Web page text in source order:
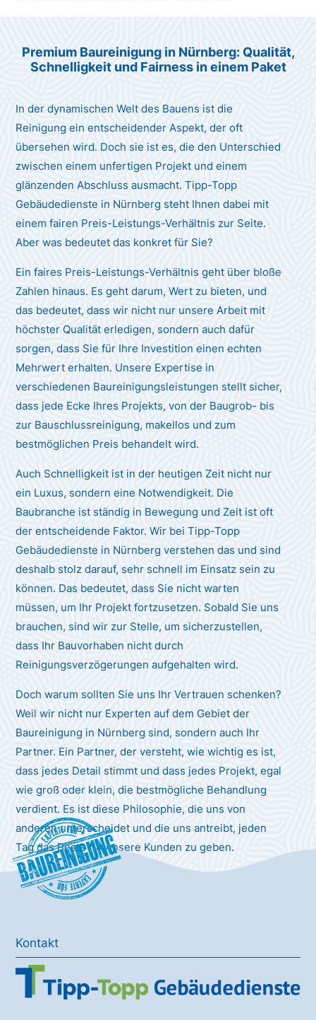
Premium Baureinigung in Nürnberg: Qualität,
Schnelligkeit und Fairness in einem Paket
In der dynamischen Welt des Bauens ist die
Reinigung ein entscheidender Aspekt, der oft
übersehen wird. Doch sie ist es, die den Unterschied
zwischen einem unfertigen Projekt und einem
glänzenden Abschluss ausmacht. Tipp-Topp
Gebäudedienste in Nürnberg steht Ihnen dabei mit
einem fairen Preis-Leistungs-Verhältnis zur Seite.
Aber was bedeutet das konkret für Sie?
Ein faires Preis-Leistungs-Verhältnis geht über bloße
Zahlen hinaus. Es geht darum, Wert zu bieten, und
das bedeutet, dass wir nicht nur unsere Arbeit mit
höchster Qualität erledigen, sondern auch dafür
sorgen, dass Sie für Ihre Investition einen echten
Mehrwert erhalten. Unsere Expertise in
verschiedenen Baureinigungsleistungen stellt sicher,
dass jede Ecke Ihres Projekts, von der Baugrob- bis
zur Bauschlussreinigung, makellos und zum
bestmöglichen Preis behandelt wird.
Auch Schnelligkeit ist in der heutigen Zeit nicht nur
ein Luxus, sondern eine Notwendigkeit. Die
Baubranche ist ständig in Bewegung und Zeit ist oft
der entscheidende Faktor. Wir bei Tipp-Topp
Gebäudedienste in Nürnberg verstehen das und sind
deshalb stolz darauf, sehr schnell im Einsatz sein zu
können. Das bedeutet, dass Sie nicht warten
müssen, um Ihr Projekt fortzusetzen. Sobald Sie uns
brauchen, sind wir zur Stelle, um sicherzustellen,
dass Ihr Bauvorhaben nicht durch
Reinigungsverzögerungen aufgehalten wird.
Doch warum sollten Sie uns Ihr Vertrauen schenken?
Weil wir nicht nur Experten auf dem Gebiet der
Baureinigung in Nürnberg sind, sondern auch Ihr
Partner. Ein Partner, der versteht, wie wichtig es ist,
dass jedes Detail stimmt und dass jedes Projekt, egal
wie groß oder klein, die bestmögliche Behandlung
verdient. Es ist diese Philosophie, die uns von
anderen unterscheidet und die uns antreibt, jeden
Tag das Beste für unsere Kunden zu geben.
Baureinigung
Kontakt